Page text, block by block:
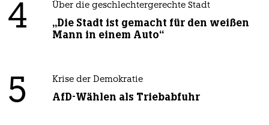
4 Über die geschlechtergerechte Stadt
„Die Stadt ist gemacht für den weißen
Mann in einem Auto“
5 Krise der Demokratie
AfD-Wählen als Triebabfuhr